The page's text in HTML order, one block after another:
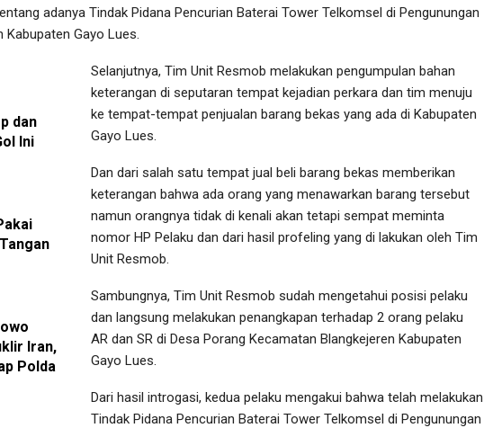
adanya Tindak Pidana Pencurian Baterai Tower Telkomsel di Pengunungan
Kabupaten Gayo Lues.
dan
Ini
Iran,
Polda
Selanjutnya, Tim Unit Resmob melakukan pengumpulan bahan
keterangan di seputaran tempat kejadian perkara dan tim menuju
ke tempat-tempat penjualan barang bekas yang ada di Kabupaten
Gayo Lues.
Dan dari salah satu tempat jual beli barang bekas memberikan
keterangan bahwa ada orang yang menawarkan barang tersebut
namun orangnya tidak di kenali akan tetapi sempat meminta
nomor HP Pelaku dan dari hasil profeling yang di lakukan oleh Tim
Unit Resmob.
Sambungnya, Tim Unit Resmob sudah mengetahui posisi pelaku
dan langsung melakukan penangkapan terhadap 2 orang pelaku
AR dan SR di Desa Porang Kecamatan Blangkejeren Kabupaten
Gayo Lues.
Dari hasil introgasi, kedua pelaku mengakui bahwa telah melakukan
Tindak Pidana Pencurian Baterai Tower Telkomsel di Pengunungan